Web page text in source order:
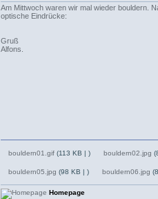
Am Mittwoch waren wir mal wieder bouldern.
optische Eindrücke:
Gruß
Alfons.
bouldern01.gif (113 KB | ) bouldern02.jpg
bouldern05.jpg (98 KB | ) bouldern06.jpg
Homepage